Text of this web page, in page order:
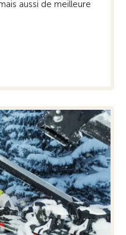
aussi de meilleure